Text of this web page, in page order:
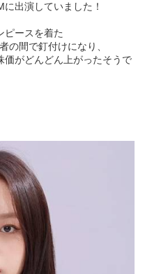
出演していました！
ピースを着た
の間で釘付けになり、
価がどんどん上がったそうで